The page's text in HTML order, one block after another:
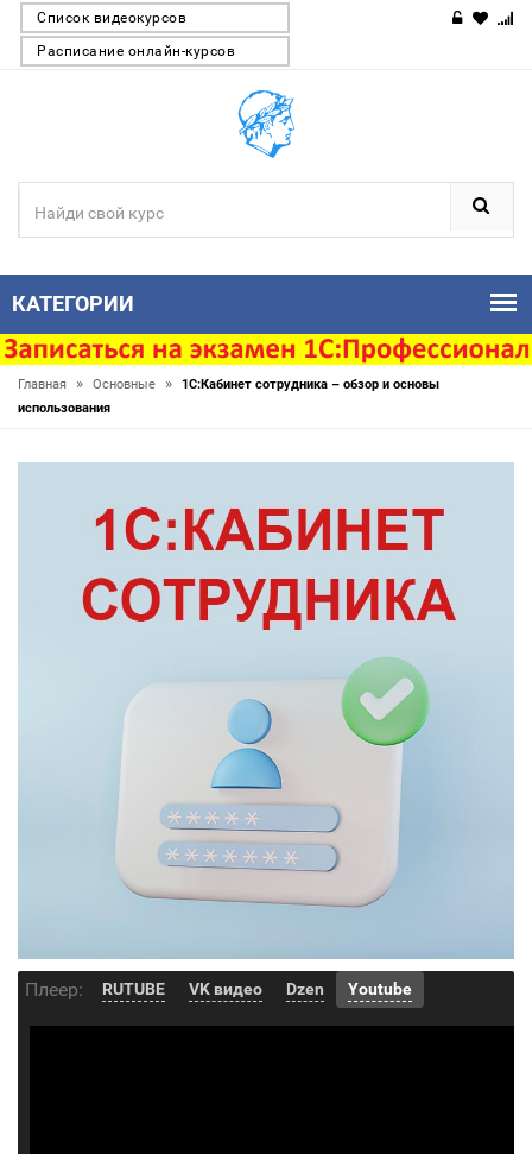
Список видеокурсов
Расписание онлайн-курсов
КАТЕГОРИИ
Главная » Основные »
1С:Кабинет сотрудника – обзор и основы
использования
Плеер: RUTUBE VK видео Dzen Youtube